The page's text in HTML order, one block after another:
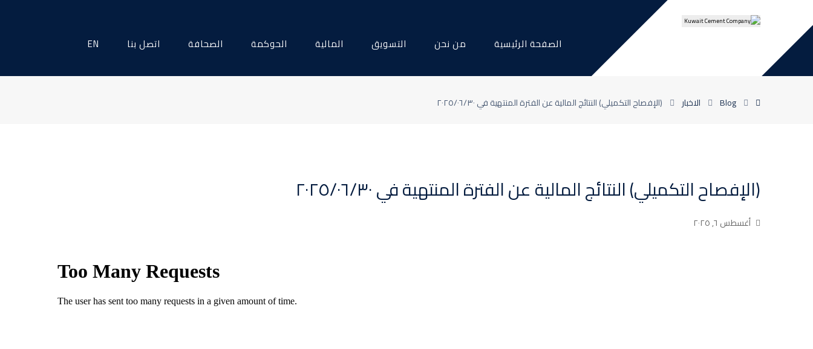
الصفحة الرئيسية من نحن التسويق المالية الحوكمة الصحافة اتصل بنا EN
Blog الاخبار (الإفصاح التكميلي) النتائج المالية عن الفترة المنتهية في ٢٠٢٥/٠٦/٣٠
(الإفصاح التكميلي) النتائج المالية عن الفترة المنتهية في ٢٠٢٥/٠٦/٣٠
أغسطس ٦, ٢٠٢٥